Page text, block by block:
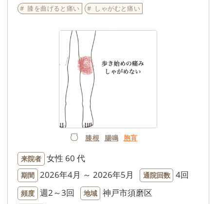
膝を曲げると痛い しゃがむと痛い
膝根 腸鳴 胞肓
来院者 女性 60 代
期間 2026年4月 ～ 2026年5月 通院回数 4回
頻度 週2～3回 地域 神戸市須磨区